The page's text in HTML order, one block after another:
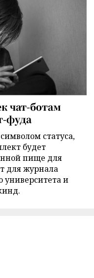
чат-ботам
фуда
статуса,
будет
пище для
для журнала
университета и